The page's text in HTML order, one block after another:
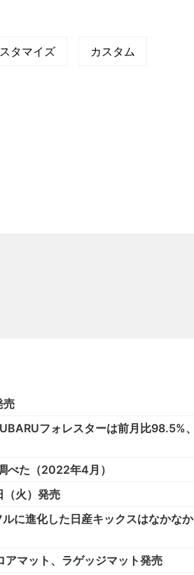
タマイズ カスタム
売
フォレスターは前月比98.5%、
べた（2022年4月）
（火）発売
に進化した日産キックスはなかなか
マット、ラゲッジマット発売